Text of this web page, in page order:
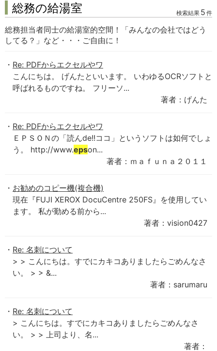
総務の給湯室 検索結果 5 件
総務担当者同士の給湯室的空間！「みんなの会社ではどう
してる？」など・・・ご自由に！
Re: PDFからエクセルやワ
こんにちは。 げんたといいます。 いわゆるOCRソフトと
呼ばれるものですね。 フリーソ...
著者：げんた
Re: PDFからエクセルやワ
ＥＰＳＯＮの「読んde!!ココ」というソフトは如何でしょ
う。 http://www.epson...
著者：ｍａｆｕｎａ２０１１
お勧めのコピー機(複合機)
現在『FUJI XEROX DocuCentre 250FS』を使用してい
ます。 私が勤める前から...
著者：vision0427
Re: 名刺について
> > こんにちは。すでにカキコありましたらごめんなさ
い。 > > &...
著者：sarumaru
Re: 名刺について
> こんにちは。すでにカキコありましたらごめんなさ
い。 > > 上司より、名...
著者：